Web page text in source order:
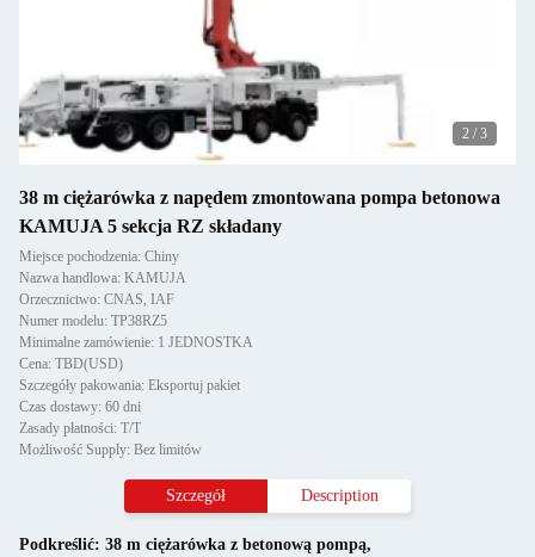
2 / 3
38 m ciężarówka z napędem zmontowana pompa betonowa
KAMUJA 5 sekcja RZ składany
Miejsce pochodzenia: Chiny
Nazwa handlowa: KAMUJA
Orzecznictwo: CNAS, IAF
Numer modelu: TP38RZ5
Minimalne zamówienie: 1 JEDNOSTKA
Cena: TBD(USD)
Szczegóły pakowania: Eksportuj pakiet
Czas dostawy: 60 dni
Zasady płatności: T/T
Możliwość Supply: Bez limitów
Szczegół Description
Podkreślić: 38 m ciężarówka z betonową pompą,